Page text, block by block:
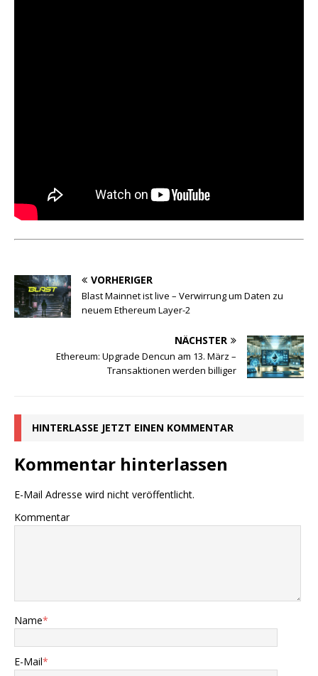
VORHERIGER
Blast Mainnet ist live – Verwirrung um Daten zu
neuem Ethereum Layer-2
NÄCHSTER
Ethereum: Upgrade Dencun am 13. März –
Transaktionen werden billiger
HINTERLASSE JETZT EINEN KOMMENTAR
Kommentar hinterlassen
E-Mail Adresse wird nicht veröffentlicht.
Kommentar
Name*
E-Mail*